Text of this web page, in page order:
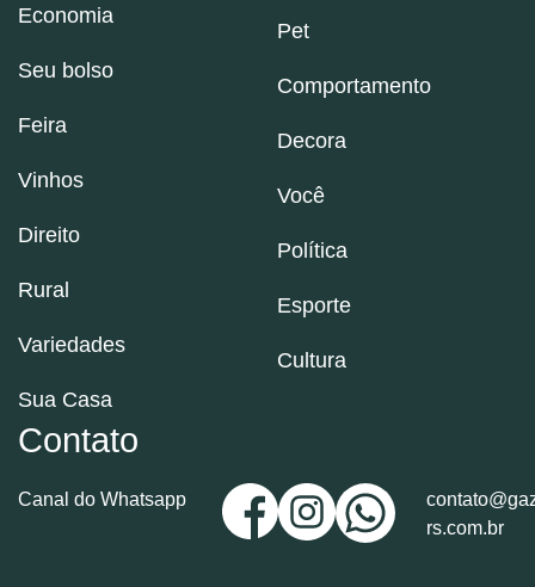
Economia
Seu bolso
Feira
Vinhos
Direito
Rural
Variedades
Sua Casa
Pet
Comportamento
Decora
Você
Política
Esporte
Cultura
Contato
Canal do Whatsapp
rs.com.br